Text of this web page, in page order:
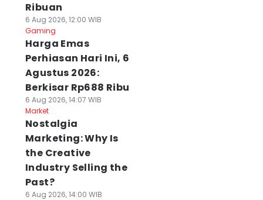
Ribuan
6 Aug 2026, 12:00 WIB
Gaming
Harga Emas
Perhiasan Hari Ini, 6
Agustus 2026:
Berkisar Rp688 Ribu
6 Aug 2026, 14:07 WIB
Market
Nostalgia
Marketing: Why Is
the Creative
Industry Selling the
Past?
6 Aug 2026, 14:00 WIB